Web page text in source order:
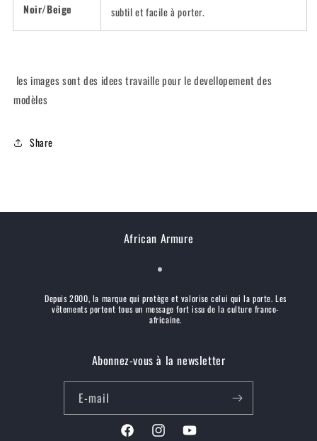
Noir/Beige
subtil et facile à porter.
les images sont des idees travaille pour le devellopement des
modèles
Share
African Armure
Depuis 2000, la marque qui protège et valorise celui qui la porte. Les
vêtements portent tous un message fort issu de la culture franco-
africaine.
Abonnez-vous à la newsletter
E-mail
FacebookInstagramYouTube